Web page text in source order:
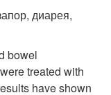
диарея,
bowel
treated with
have shown